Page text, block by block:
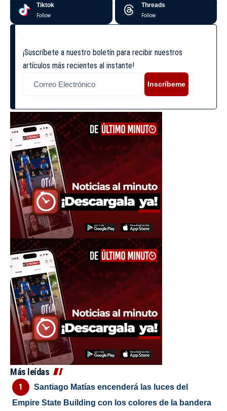
Tiktok
Follow
Threads
Follow
¡Suscríbete a nuestro boletín para recibir nuestros
artículos más recientes al instante!
Inscríbeme
Más leídas
Santiago Matías encenderá las luces del
Empire State Building con los colores de la bandera